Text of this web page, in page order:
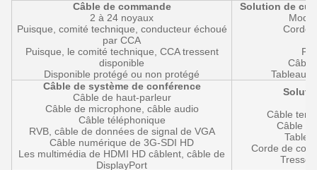
Câble de commande
2 à 24 noyaux
Puisque, comité technique, conducteur échoué
par CCA
Puisque, le comité technique, CCA tressent
disponible
Disponible protégé ou non protégé
Solution de
Corde
Câble
Tableau
Câble de système de conférence
Câble de haut-parleur
Câble de microphone, câble audio
Câble téléphonique
RVB, câble de données de signal de VGA
Câble numérique de 3G-SDI HD
Les multimédia de HDMI HD câblent, câble de
DisplayPort
Câble
Câble
Corde de
Tresse